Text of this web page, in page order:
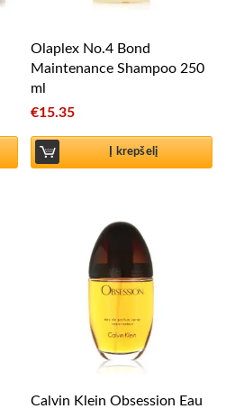
Olaplex No.4 Bond
Maintenance Shampoo 250
ml
€15.35
Į krepšelį
Calvin Klein Obsession Eau